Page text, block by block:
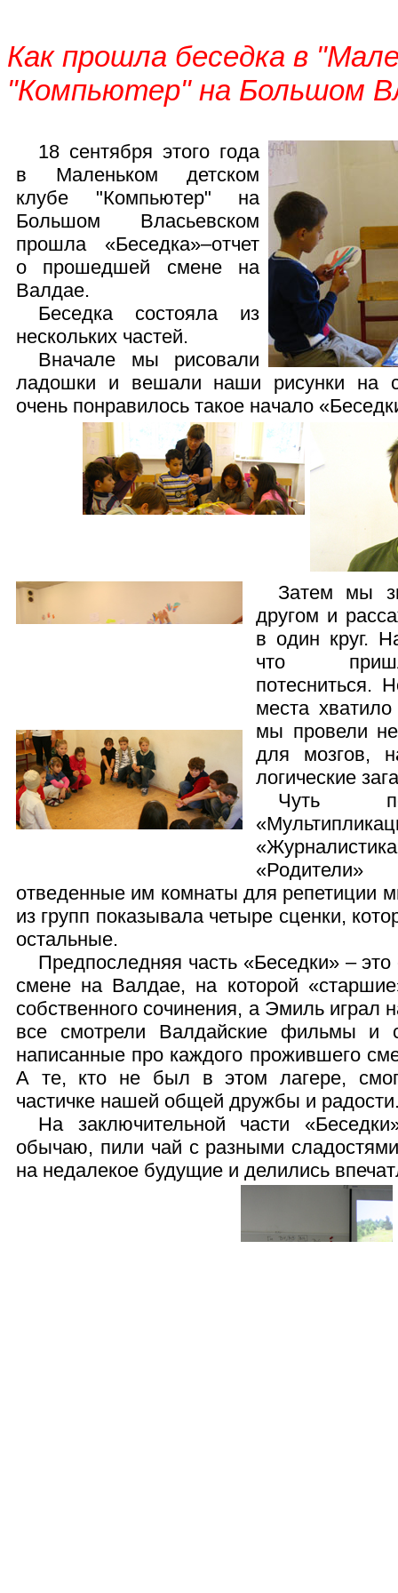
Как прошла беседка в
"Компьютер" на Большом
18 сентября этого года
в Маленьком детском
клубе "Компьютер" на
Большом Власьевском
прошла «Беседка»–отчет
о прошедшей смене на
Валдае.
Беседка состояла из
нескольких частей.
Вначале мы рисовали
ладошки и вешали наши рисунки на
очень понравилось такое начало
Затем мы
другом и
в один круг.
что
потесниться.
места
мы провели
для мозгов,
логические
Чуть
отведенные им комнаты для репетиции
из групп показывала четыре сценки,
остальные.
Предпоследняя часть «Беседки» –
смене на Валдае, на которой
собственного сочинения, а Эмиль играл
все смотрели Валдайские фильмы и
написанные про каждого прожившего
А те, кто не был в этом лагере,
частичке нашей общей дружбы и
На заключительной части
обычаю, пили чай с разными
на недалекое будущие и делились